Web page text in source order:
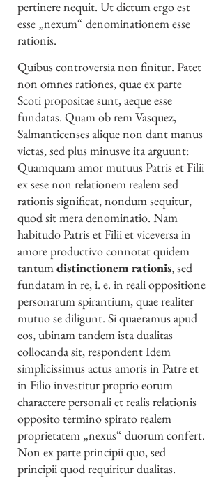
pertinere nequit. Ut dictum ergo est
esse „nexum“ denominationem esse
rationis.
Quibus controversia non finitur. Patet
non omnes rationes, quae ex parte
Scoti propositae sunt, aeque esse
fundatas. Quam ob rem Vasquez,
Salmanticenses alique non dant manus
victas, sed plus minusve ita arguunt:
Quamquam amor mutuus Patris et Filii
ex sese non relationem realem sed
rationis significat, nondum sequitur,
quod sit mera denominatio. Nam
habitudo Patris et Filii et viceversa in
amore productivo connotat quidem
tantumdistinctionem rationis, sed
fundatam in re, i. e. in reali oppositione
personarum spirantium, quae realiter
mutuo se diligunt. Si quaeramus apud
eos, ubinam tandem ista dualitas
collocanda sit, respondent Idem
simplicissimus actus amoris in Patre et
in Filio investitur proprio eorum
charactere personali et realis relationis
opposito termino spirato realem
proprietatem „nexus“ duorum confert.
Non ex parte principii quo, sed
principii quod requiritur dualitas.